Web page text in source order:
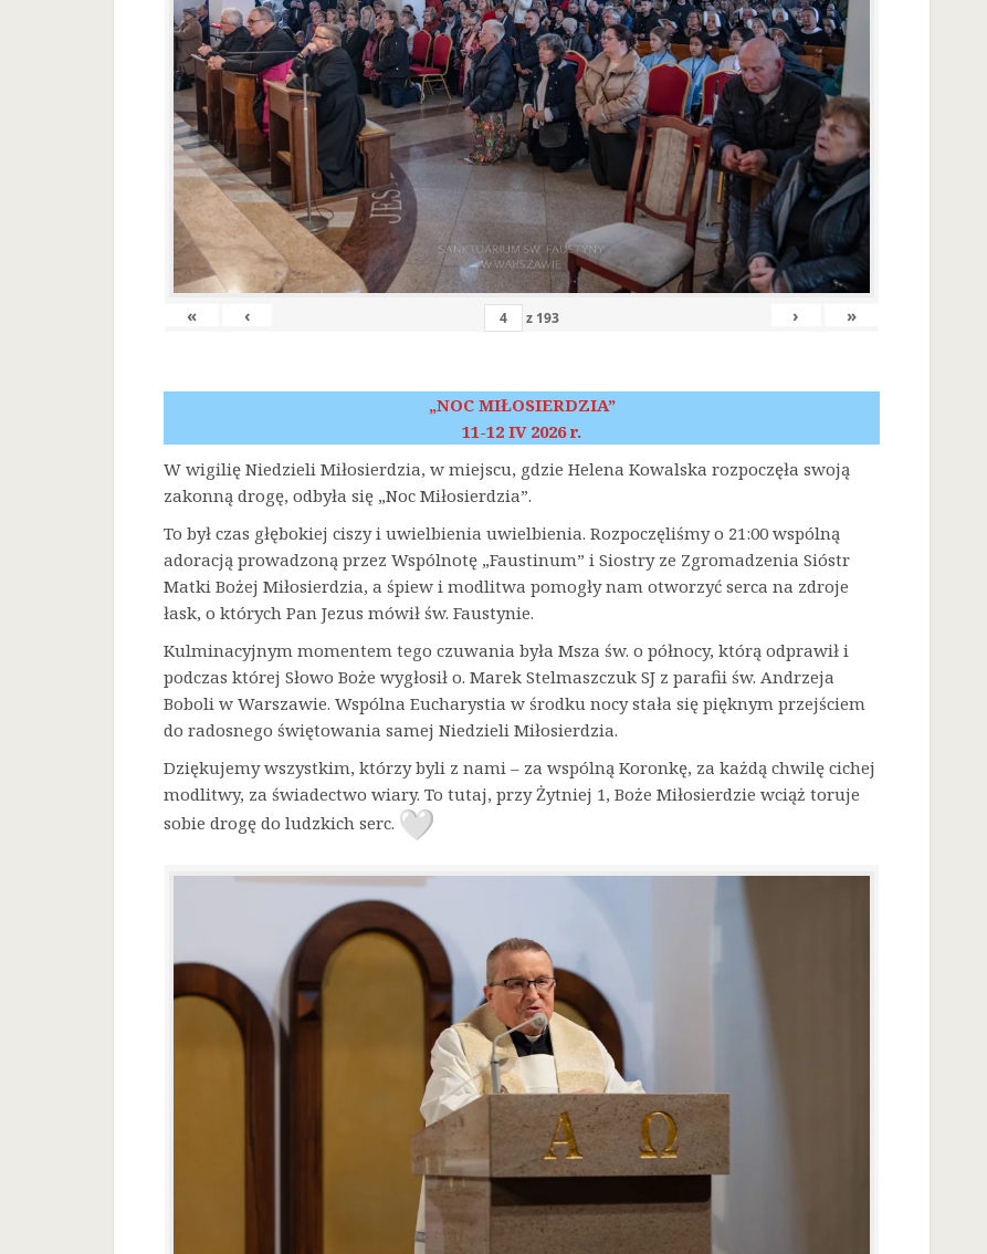
« ‹ z 193 › »
„NOC MIŁOSIERDZIA”
11-12 IV 2026 r.
W wigilię Niedzieli Miłosierdzia, w miejscu, gdzie Helena Kowalska rozpoczęła swoją
zakonną drogę, odbyła się „Noc Miłosierdzia”.
To był czas głębokiej ciszy i uwielbienia uwielbienia. Rozpoczęliśmy o 21:00 wspólną
adoracją prowadzoną przez Wspólnotę „Faustinum” i Siostry ze Zgromadzenia Sióstr
Matki Bożej Miłosierdzia, a śpiew i modlitwa pomogły nam otworzyć serca na zdroje
łask, o których Pan Jezus mówił św. Faustynie.
Kulminacyjnym momentem tego czuwania była Msza św. o północy, którą odprawił i
podczas której Słowo Boże wygłosił o. Marek Stelmaszczuk SJ z parafii św. Andrzeja
Boboli w Warszawie. Wspólna Eucharystia w środku nocy stała się pięknym przejściem
do radosnego świętowania samej Niedzieli Miłosierdzia.
Dziękujemy wszystkim, którzy byli z nami – za wspólną Koronkę, za każdą chwilę cichej
modlitwy, za świadectwo wiary. To tutaj, przy Żytniej 1, Boże Miłosierdzie wciąż toruje
sobie drogę do ludzkich serc.